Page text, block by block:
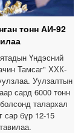
тонн АИ-92
Үндэсний
Тамсаг" ХХК-
Уулзалтын
сард 6000 тонн
талархал
сар бүр 12-15